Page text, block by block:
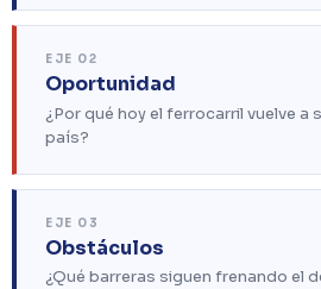
EJE 02
Oportunidad
¿Por qué hoy el ferrocarril vuelve a
país?
EJE 03
Obstáculos
¿Qué barreras siguen frenando el